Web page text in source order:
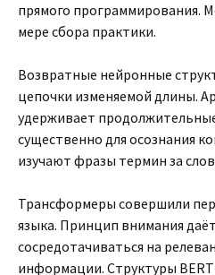
прямого программирования.
мере сбора практики.
Возвратные нейронные
цепочки изменяемой длины.
удерживает
существенно для осознания
изучают фразы термин за
Трансформеры совершили
языка. Принцип внимания
сосредотачиваться на
информации. Структуры